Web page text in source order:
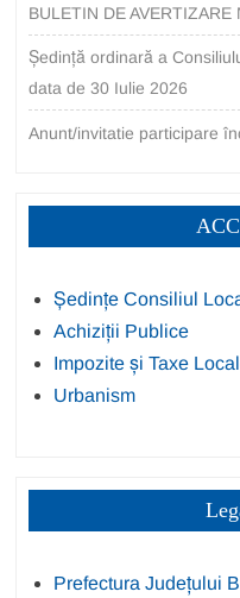
BULETIN DE
Ședință ordinară a
data de 30 Iulie 2026
Anunt/invitatie participare
Ședințe Consiliul
Achiziții Publice
Impozite și Taxe
Urbanism
Prefectura Județului